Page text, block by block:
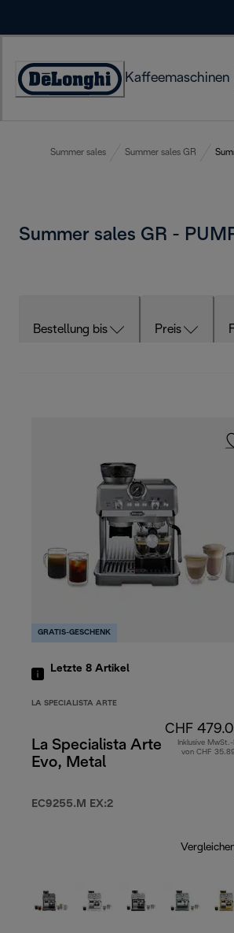
Erklärung
Kaffeemaschinen
Summer sales Summer sales GR
Summer sales GR -
Bestellung bis Preis
GRATIS-GESCHENK
Letzte 8 Artikel
LA SPECIALISTA ARTE
La Specialista Arte
Evo, Metal
EC9255.M EX:2
CHF
Inklusive
von CHF